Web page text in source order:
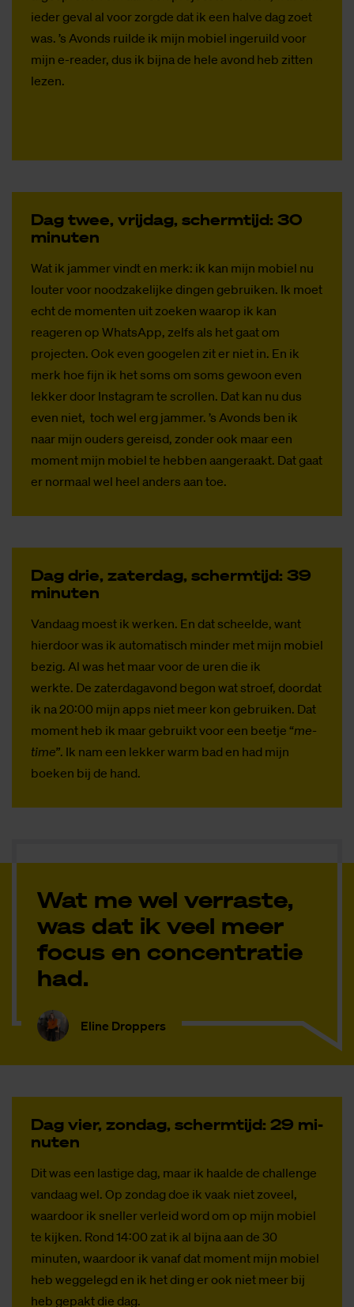
ieder geval al voor zorgde dat ik een halve dag zoet
was. ’s Avonds ruilde ik mijn mobiel ingeruild voor
mijn e-reader, dus ik bijna de hele avond heb zitten
lezen.
Dag twee, vrij­dag, scherm­tijd: 30
mi­nu­ten
Wat ik jammer vindt en merk: ik kan mijn mobiel nu
louter voor noodzakelijke dingen gebruiken. Ik moet
echt de momenten uit zoeken waarop ik kan
reageren op WhatsApp, zelfs als het gaat om
projecten. Ook even googelen zit er niet in. En ik
merk hoe fijn ik het soms om soms gewoon even
lekker door Instagram te scrollen. Dat kan nu dus
even niet, toch wel erg jammer. ’s Avonds ben ik
naar mijn ouders gereisd, zonder ook maar een
moment mijn mobiel te hebben aangeraakt. Dat gaat
er normaal wel heel anders aan toe.
Dag drie, za­ter­dag, scherm­tijd: 39
mi­nu­ten
Vandaag moest ik werken. En dat scheelde, want
hierdoor was ik automatisch minder met mijn mobiel
bezig. Al was het maar voor de uren die ik
werkte. De zaterdagavond begon wat stroef, doordat
ik na 20:00 mijn apps niet meer kon gebruiken. Dat
moment heb ik maar gebruikt voor een beetje “me-
time”. Ik nam een lekker warm bad en had mijn
boeken bij de hand.
Wat me wel verraste,
was dat ik veel meer
focus en concentratie
had.
Eline Droppers
Dag vier, zon­dag, scherm­tijd: 29 mi­
nu­ten
Dit was een lastige dag, maar ik haalde de challenge
vandaag wel. Op zondag doe ik vaak niet zoveel,
waardoor ik sneller verleid word om op mijn mobiel
te kijken. Rond 14:00 zat ik al bijna aan de 30
minuten, waardoor ik vanaf dat moment mijn mobiel
heb weggelegd en ik het ding er ook niet meer bij
heb gepakt die dag.